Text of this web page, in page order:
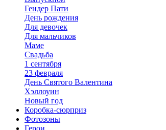
Гендер Пати
День рождения
Для девочек
Для мальчиков
Маме
Свадьба
1 сентября
23 февраля
День Святого Валентина
Хэллоуин
Новый год
Коробка-сюрприз
Фотозоны
Герои